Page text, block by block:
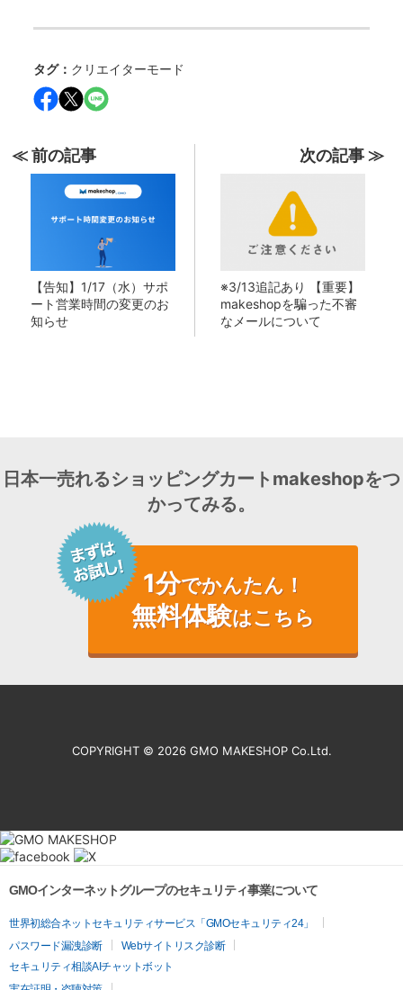
タグ： クリエイターモード
≪ 前の記事
【告知】1/17（水）サポ
ート営業時間の変更のお
知らせ
次の記事 ≫
※3/13追記あり 【重要】
makeshopを騙った不審
なメールについて
日本一売れるショッピングカートmakeshopをつ
かってみる。
1分でかんたん！
無料体験はこちら
COPYRIGHT © 2026 GMO MAKESHOP Co.Ltd.
GMOインターネットグループのセキュリティ事業について
世界初総合ネットセキュリティサービス「GMOセキュリティ24」
パスワード漏洩診断
Webサイトリスク診断
セキュリティ相談AIチャットボット